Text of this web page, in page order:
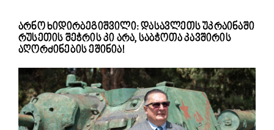
არნო ხიდირბეგიშვილი: დასავლეთს უკრაინაში
რუსეთის შეჭრის კი არა, საბჭოთა კავშირის
აღორძინების ეშინია!